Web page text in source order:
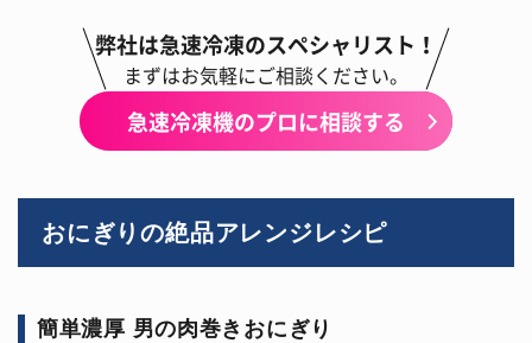
弊社は急速冷凍のスペシャリスト！
まずはお気軽にご相談ください。
急速冷凍機のプロに相談する
おにぎりの絶品アレンジレシピ
簡単濃厚 男の肉巻きおにぎり